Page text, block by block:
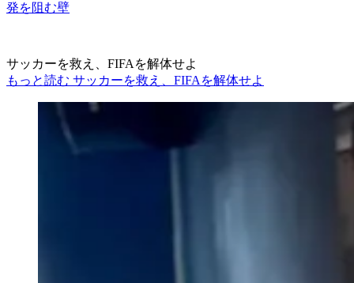
発を阻む壁
サッカーを救え、FIFAを解体せよ
もっと読む サッカーを救え、FIFAを解体せよ